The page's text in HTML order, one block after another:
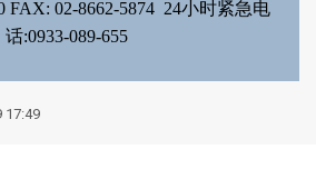
FAX: 02-8662-5874 24小时紧急电
话:0933-089-655
17:49